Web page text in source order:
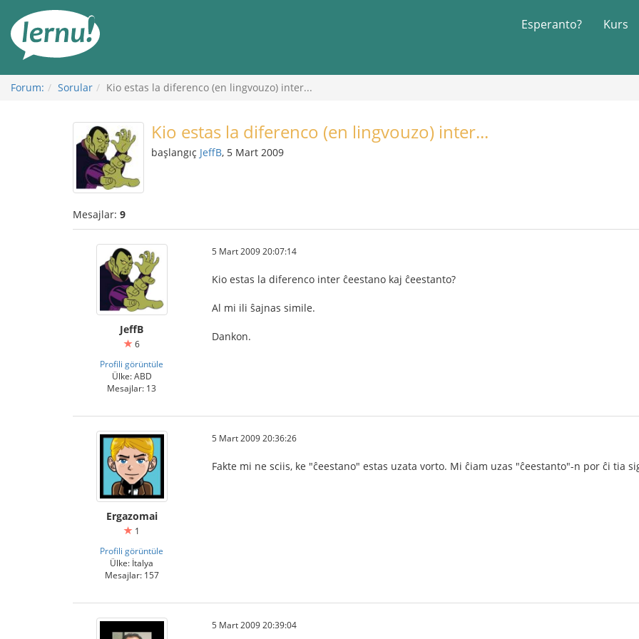
Görüntüleme
Esperanto? Kurs
Forum: Sorular Kio estas la diferenco (en lingvouzo) inter...
Kio estas la diferenco (en lingvouzo) inter...
başlangıç JeffB, 5 Mart 2009
Mesajlar: 9
JeffB
6
Profili görüntüle
Ülke: ABD
Mesajlar: 13
5 Mart 2009 20:07:14
Kio estas la diferenco inter ĉeestano kaj ĉeestanto?
Al mi ili ŝajnas simile.
Dankon.
Ergazomai
1
Profili görüntüle
Ülke: İtalya
Mesajlar: 157
5 Mart 2009 20:36:26
Fakte mi ne sciis, ke "ĉeestano" estas uzata vorto. Mi ĉiam uzas "ĉeestanto"-n por ĉi tia
5 Mart 2009 20:39:04